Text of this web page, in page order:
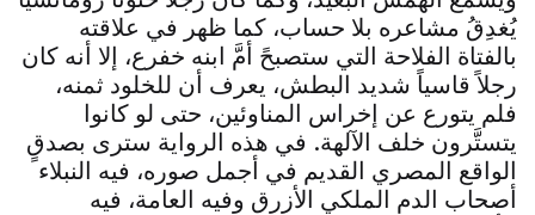
يُغدِقُ مشاعره بلا حساب، كما ظهر في علاقته
بالفتاة الفلاحة التي ستصبحً أمَّ ابنه خفرع، إلا أنه كان
رجلاً قاسياً شديد البطش، يعرف أن للخلود ثمنه،
فلم يتورع عن إخراس المناوئين، حتى لو كانوا
يتستَّرون خلف الآلهة. في هذه الرواية سترى بصدقٍ
الواقع المصري القديم في أجمل صوره، فيه النبلاء
أصحاب الدم الملكي الأزرق وفيه العامة، فيه